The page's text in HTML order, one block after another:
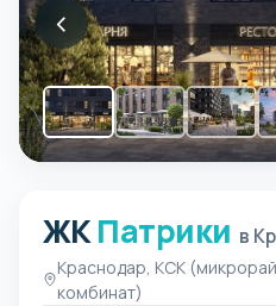
‹
ЖК Патрики
ЖКПатрики в
Краснодар, КСК
комбинат)